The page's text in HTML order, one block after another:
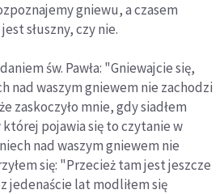
gniewu, a czasem
słuszny, czy nie.
św. Pawła: "Gniewajcie się,
nad waszym gniewem nie zachodzi
zaskoczyło mnie, gdy siadłem
pojawia się to czytanie w
nad waszym gniewem nie
się: "Przecież tam jest jeszcze
jedenaście lat modliłem się